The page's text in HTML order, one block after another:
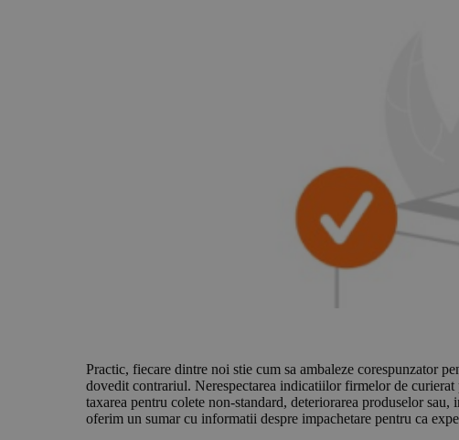
Practic, fiecare dintre noi stie cum sa ambaleze corespunzator
dovedit contrariul. Nerespectarea indicatiilor firmelor de
taxarea pentru colete non-standard, deteriorarea produselor
oferim un sumar cu informatii despre impachetare pentru ca